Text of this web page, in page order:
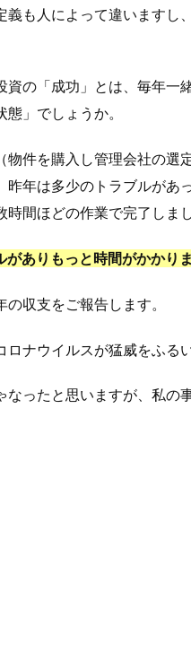
義も人によって違いますし
資の「成功」とは、毎年一
」でしょうか。
物件を購入し管理会社の選
昨年は多少のトラブルがあ
間ほどの作業で完了しまし
ありもっと時間がかかり
収支をご報告します。
ロナウイルスが猛威をふる
なったと思いますが、私の